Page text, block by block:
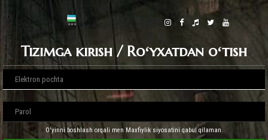
Tizimga kirish / Roʻyxatdan oʻtish
O'yinni boshlash orqali men Maxfiylik siyosatini qabul qilaman.